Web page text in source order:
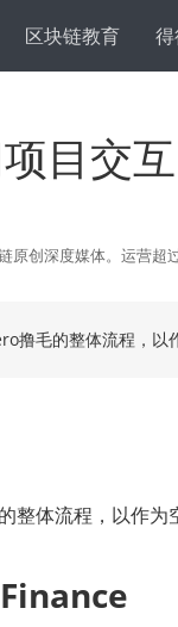
区块链教育
目交
原创深度媒体。运营超
撸毛的整体流程，以
体流程，以作为